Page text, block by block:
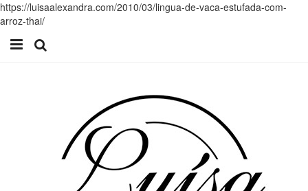
https://luisaalexandra.com/2010/03/lingua-de-vaca-estufada-com-
arroz-thai/